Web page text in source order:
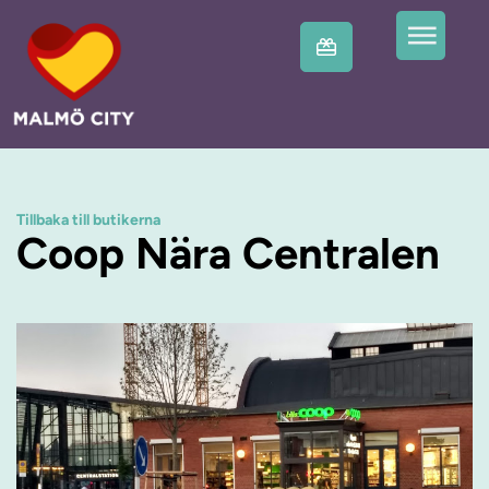
Tillbaka till butikerna
Coop Nära Centralen